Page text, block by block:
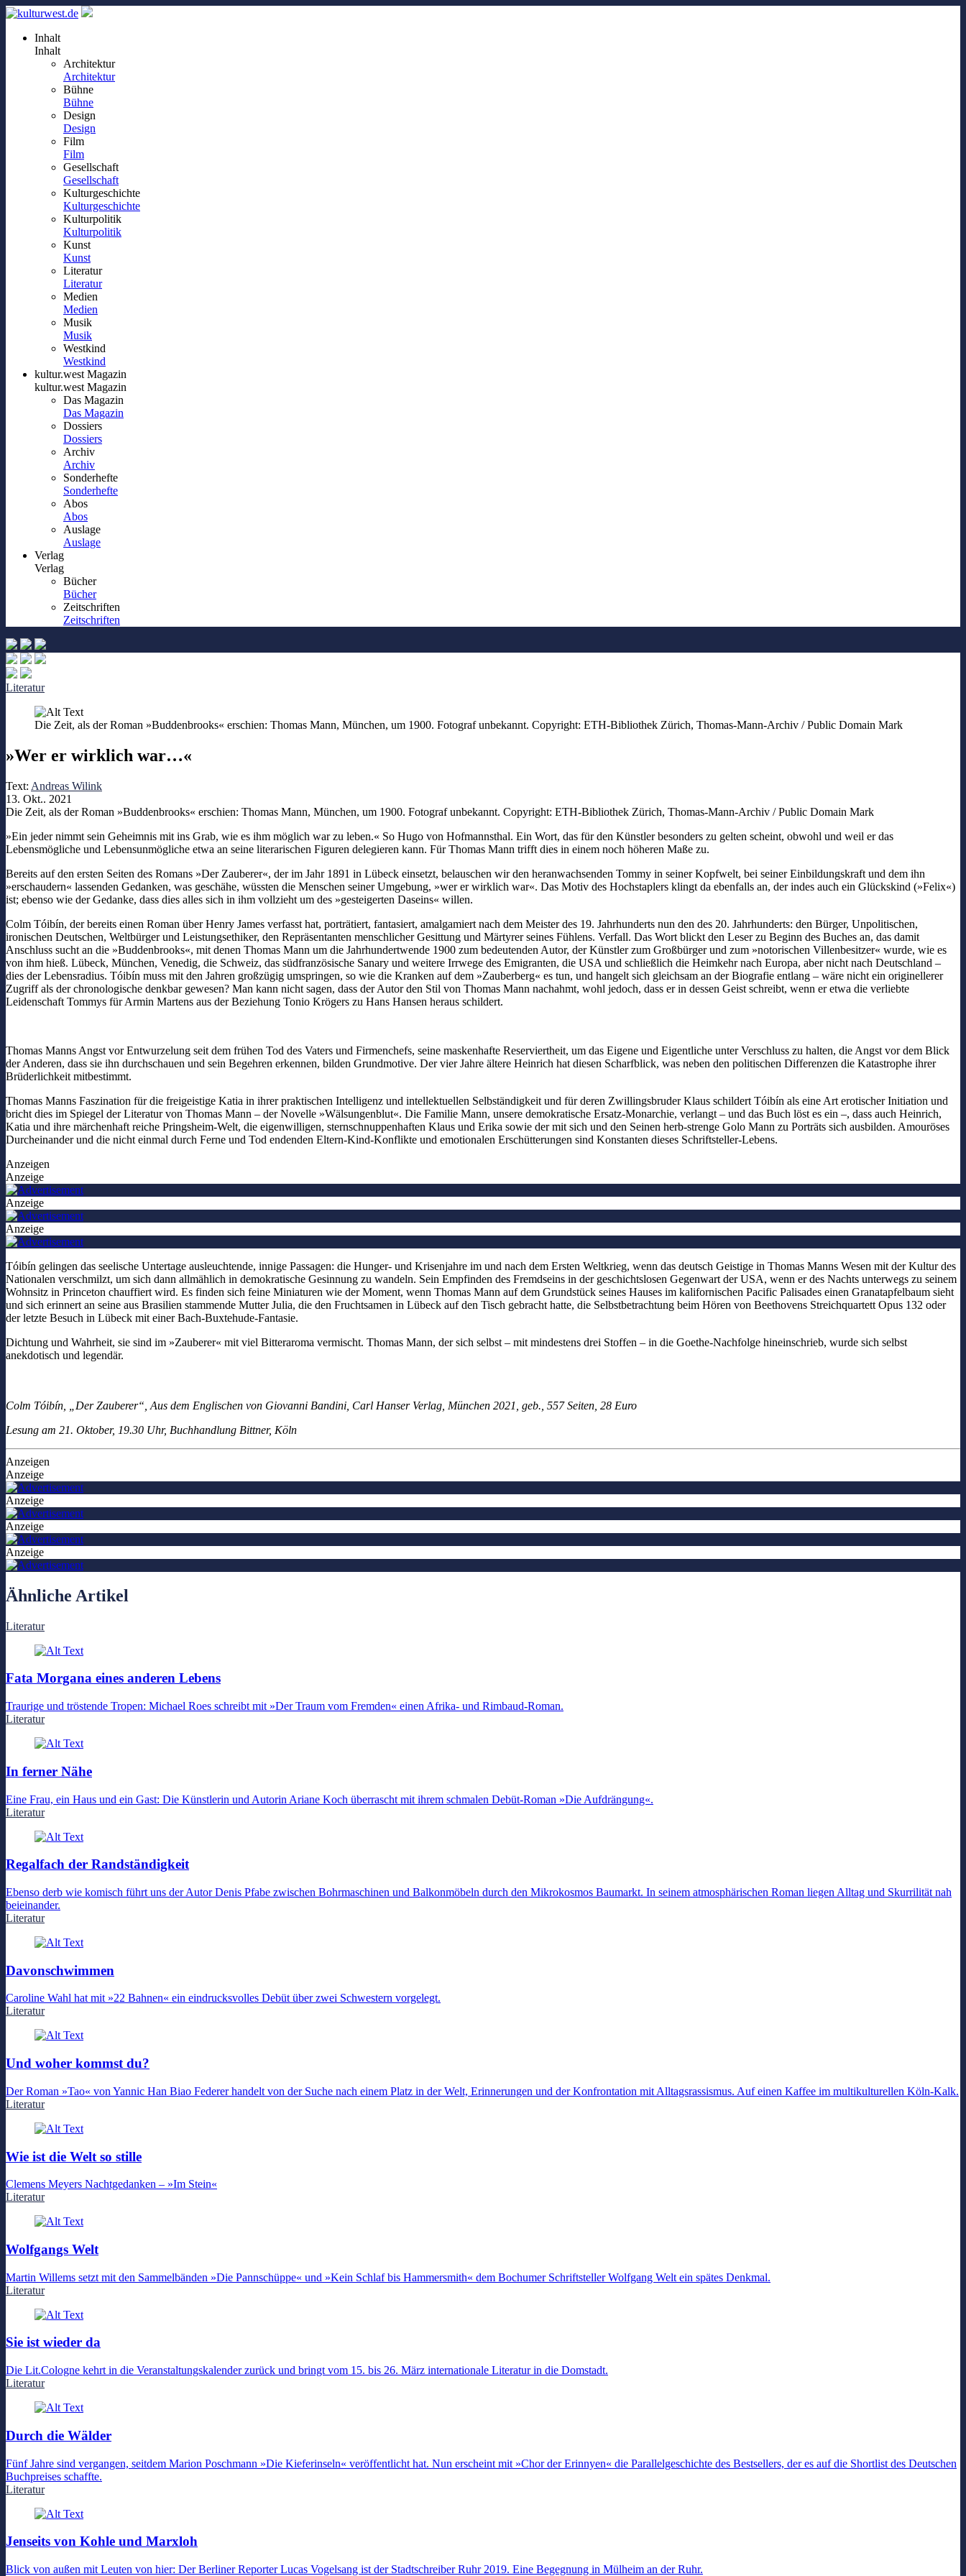
Inhalt
Inhalt
Architektur
Architektur
Bühne
Bühne
Design
Design
Film
Film
Gesellschaft
Gesellschaft
Kulturgeschichte
Kulturgeschichte
Kulturpolitik
Kulturpolitik
Kunst
Kunst
Literatur
Literatur
Medien
Medien
Musik
Musik
Westkind
Westkind
kultur.west Magazin
kultur.west Magazin
Das Magazin
Das Magazin
Dossiers
Dossiers
Archiv
Archiv
Sonderhefte
Sonderhefte
Abos
Abos
Auslage
Auslage
Verlag
Verlag
Bücher
Bücher
Zeitschriften
Zeitschriften
Literatur
Die Zeit, als der Roman »Buddenbrooks« erschien: Thomas Mann, München, um 1900. Fotograf unbekannt. Copyright: ETH-Bibliothek Zürich, Thomas-Mann-Archiv / Public Domain Mark
»Wer er wirklich war…«
Text: Andreas Wilink
13. Okt.. 2021
Die Zeit, als der Roman »Buddenbrooks« erschien: Thomas Mann, München, um 1900. Fotograf unbekannt. Copyright: ETH-Bibliothek Zürich, Thomas-Mann-Archiv / Public Domain Mark
»Ein jeder nimmt sein Geheimnis mit ins Grab, wie es ihm möglich war zu leben.« So Hugo von Hofmannsthal. Ein Wort, das für den Künstler besonders zu gelten scheint, obwohl und weil er das
Lebensmögliche und Lebensunmögliche etwa an seine literarischen Figuren delegieren kann. Für Thomas Mann trifft dies in einem noch höheren Maße zu.
Bereits auf den ersten Seiten des Romans »Der Zauberer«, der im Jahr 1891 in Lübeck einsetzt, belauschen wir den heranwachsenden Tommy in seiner Kopfwelt, bei seiner Einbildungskraft und dem ihn
»erschaudern« lassenden Gedanken, was geschähe, wüssten die Menschen seiner Umgebung, »wer er wirklich war«. Das Motiv des Hochstaplers klingt da ebenfalls an, der indes auch ein Glückskind (»Felix«)
ist; ebenso wie der Gedanke, dass dies alles sich in ihm vollzieht um des »gesteigerten Daseins« willen.
Colm Tóibín, der bereits einen Roman über Henry James verfasst hat, porträtiert, fantasiert, amalgamiert nach dem Meister des 19. Jahrhunderts nun den des 20. Jahrhunderts: den Bürger, Unpolitischen,
ironischen Deutschen, Weltbürger und Leistungsethiker, den Repräsentanten menschlicher Gesittung und Märtyrer seines Fühlens. Verfall. Das Wort blickt den Leser zu Beginn des Buches an, das damit
Anschluss sucht an die »Buddenbrooks«, mit denen Thomas Mann um die Jahrhundertwende 1900 zum bedeutenden Autor, der Künstler zum Großbürger und zum »notorischen Villenbesitzer« wurde, wie es
von ihm hieß. Lübeck, München, Venedig, die Schweiz, das südfranzösische Sanary und weitere Irrwege des Emigranten, die USA und schließlich die Heimkehr nach Europa, aber nicht nach Deutschland –
dies der Lebensradius. Tóibín muss mit den Jahren großzügig umspringen, so wie die Kranken auf dem »Zauberberg« es tun, und hangelt sich gleichsam an der Biografie entlang – wäre nicht ein originellerer
Zugriff als der chronologische denkbar gewesen? Man kann nicht sagen, dass der Autor den Stil von Thomas Mann nachahmt, wohl jedoch, dass er in dessen Geist schreibt, wenn er etwa die verliebte
Leidenschaft Tommys für Armin Martens aus der Beziehung Tonio Krögers zu Hans Hansen heraus schildert.
Thomas Manns Angst vor Entwurzelung seit dem frühen Tod des Vaters und Firmenchefs, seine maskenhafte Reserviertheit, um das Eigene und Eigentliche unter Verschluss zu halten, die Angst vor dem Blick
der Anderen, dass sie ihn durchschauen und sein Begehren erkennen, bilden Grundmotive. Der vier Jahre ältere Heinrich hat diesen Scharfblick, was neben den politischen Differenzen die Katastrophe ihrer
Brüderlichkeit mitbestimmt.
Thomas Manns Faszination für die freigeistige Katia in ihrer praktischen Intelligenz und intellektuellen Selbständigkeit und für deren Zwillingsbruder Klaus schildert Tóibín als eine Art erotischer Initiation und
bricht dies im Spiegel der Literatur von Thomas Mann – der Novelle »Wälsungenblut«. Die Familie Mann, unsere demokratische Ersatz-Monarchie, verlangt – und das Buch löst es ein –, dass auch Heinrich,
Katia und ihre märchenhaft reiche Pringsheim-Welt, die eigenwilligen, sternschnuppenhaften Klaus und Erika sowie der mit sich und den Seinen herb-strenge Golo Mann zu Porträts sich ausbilden. Amouröses
Durcheinander und die nicht einmal durch Ferne und Tod endenden Eltern-Kind-Konflikte und emotionalen Erschütterungen sind Konstanten dieses Schriftsteller-Lebens.
Anzeigen
Anzeige
Anzeige
Anzeige
Tóibín gelingen das seelische Untertage ausleuchtende, innige Passagen: die Hunger- und Krisenjahre im und nach dem Ersten Weltkrieg, wenn das deutsch Geistige in Thomas Manns Wesen mit der Kultur des
Nationalen verschmilzt, um sich dann allmählich in demokratische Gesinnung zu wandeln. Sein Empfinden des Fremdseins in der geschichtslosen Gegenwart der USA, wenn er des Nachts unterwegs zu seinem
Wohnsitz in Princeton chauffiert wird. Es finden sich feine Miniaturen wie der Moment, wenn Thomas Mann auf dem Grundstück seines Hauses im kalifornischen Pacific Palisades einen Granatapfelbaum sieht
und sich erinnert an seine aus Brasilien stammende Mutter Julia, die den Fruchtsamen in Lübeck auf den Tisch gebracht hatte, die Selbstbetrachtung beim Hören von Beethovens Streichquartett Opus 132 oder
der letzte Besuch in Lübeck mit einer Bach-Buxtehude-Fantasie.
Dichtung und Wahrheit, sie sind im »Zauberer« mit viel Bitteraroma vermischt. Thomas Mann, der sich selbst – mit mindestens drei Stoffen – in die Goethe-Nachfolge hineinschrieb, wurde sich selbst
anekdotisch und legendär.
Colm Tóibín, „Der Zauberer“, Aus dem Englischen von Giovanni Bandini, Carl Hanser Verlag, München 2021, geb., 557 Seiten, 28 Euro
Lesung am 21. Oktober, 19.30 Uhr, Buchhandlung Bittner, Köln
Anzeigen
Anzeige
Anzeige
Anzeige
Anzeige
Ähnliche Artikel
Literatur
Fata Morgana eines anderen Lebens
Traurige und tröstende Tropen: Michael Roes schreibt mit »Der Traum vom Fremden« einen Afrika- und Rimbaud-Roman.
Literatur
In ferner Nähe
Eine Frau, ein Haus und ein Gast: Die Künstlerin und Autorin Ariane Koch überrascht mit ihrem schmalen Debüt-Roman »Die Aufdrängung«.
Literatur
Regalfach der Randständigkeit
Ebenso derb wie komisch führt uns der Autor Denis Pfabe zwischen Bohrmaschinen und Balkonmöbeln durch den Mikrokosmos Baumarkt. In seinem atmosphärischen Roman liegen Alltag und Skurrilität nah
beieinander.
Literatur
Davonschwimmen
Caroline Wahl hat mit »22 Bahnen« ein eindrucksvolles Debüt über zwei Schwestern vorgelegt.
Literatur
Und woher kommst du?
Der Roman »Tao« von Yannic Han Biao Federer handelt von der Suche nach einem Platz in der Welt, Erinnerungen und der Konfrontation mit Alltagsrassismus. Auf einen Kaffee im multikulturellen Köln-Kalk.
Literatur
Wie ist die Welt so stille
Clemens Meyers Nachtgedanken – »Im Stein«
Literatur
Wolfgangs Welt
Martin Willems setzt mit den Sammelbänden »Die Pannschüppe« und »Kein Schlaf bis Hammersmith« dem Bochumer Schriftsteller Wolfgang Welt ein spätes Denkmal.
Literatur
Sie ist wieder da
Die Lit.Cologne kehrt in die Veranstaltungskalender zurück und bringt vom 15. bis 26. März internationale Literatur in die Domstadt.
Literatur
Durch die Wälder
Fünf Jahre sind vergangen, seitdem Marion Poschmann »Die Kieferinseln« veröffentlicht hat. Nun erscheint mit »Chor der Erinnyen« die Parallelgeschichte des Bestsellers, der es auf die Shortlist des Deutschen
Buchpreises schaffte.
Literatur
Jenseits von Kohle und Marxloh
Blick von außen mit Leuten von hier: Der Berliner Reporter Lucas Vogelsang ist der Stadtschreiber Ruhr 2019. Eine Begegnung in Mülheim an der Ruhr.